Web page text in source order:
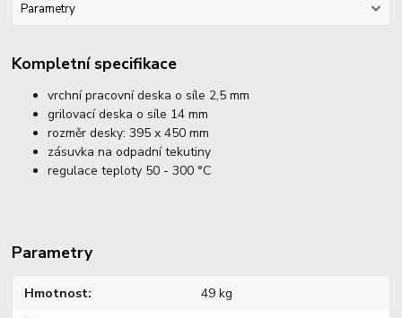
Parametry
Kompletní specifikace
vrchní pracovní deska o síle 2,5 mm
grilovací deska o síle 14 mm
rozměr desky: 395 x 450 mm
zásuvka na odpadní tekutiny
regulace teploty 50 - 300 °C
Parametry
Hmotnost 49 kg